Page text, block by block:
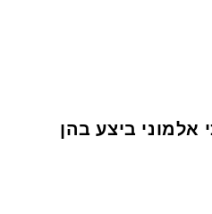
אלמוני ביצע בהן